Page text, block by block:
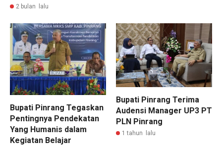
2 bulan lalu
Bupati Pinrang Tegaskan
Pentingnya Pendekatan
Yang Humanis dalam
Kegiatan Belajar
Bupati Pinrang Terima
Audensi Manager UP3 PT
PLN Pinrang
1 tahun lalu